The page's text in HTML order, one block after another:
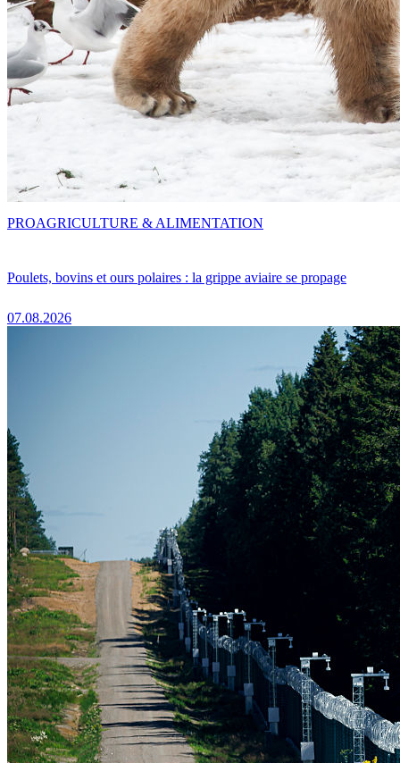
Poulets, bovins et ours polaires : la grippe aviaire se propage
07.08.2026
PROAGRICULTURE & ALIMENTATION